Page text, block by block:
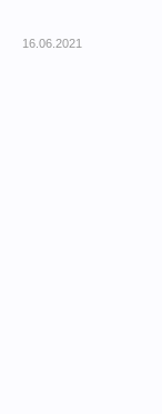
16.06.2021